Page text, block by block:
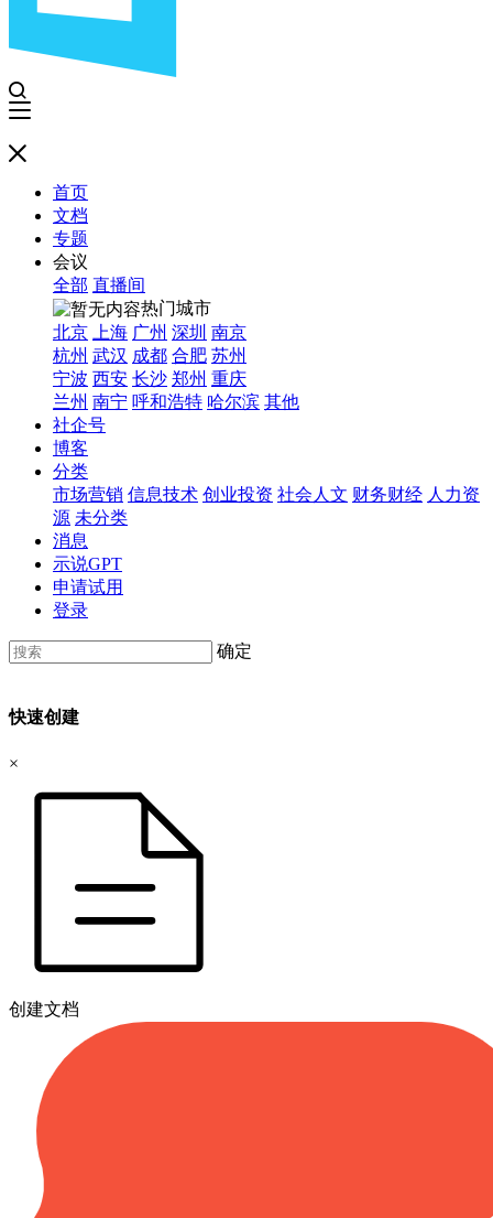
首页
文档
专题
会议
全部 直播间
热门城市
北京
上海 广州 深圳 南京
杭州 武汉 成都 合肥 苏州
宁波 西安 长沙 郑州 重庆
兰州 南宁 呼和浩特 哈尔滨 其他
社企号
博客
分类
市场营销 信息技术 创业投资 社会人文 财务财经 人力资
源 未分类
消息
示说GPT
申请试用
登录
确定
快速创建
×
创建文档